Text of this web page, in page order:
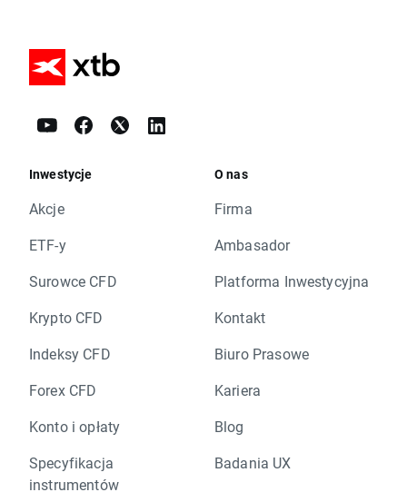
Inwestycje
Akcje
ETF-y
Surowce CFD
Krypto CFD
Indeksy CFD
Forex CFD
Konto i opłaty
Specyfikacja
instrumentów
O nas
Firma
Ambasador
Platforma Inwestycyjna
Kontakt
Biuro Prasowe
Kariera
Blog
Badania UX